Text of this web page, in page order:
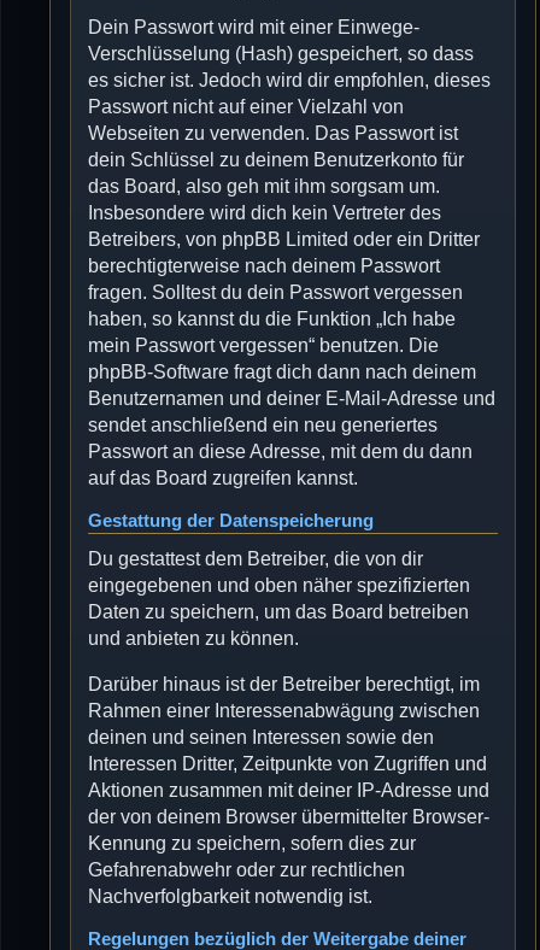
Dein Passwort wird mit einer Einwege-
Verschlüsselung (Hash) gespeichert, so dass
es sicher ist. Jedoch wird dir empfohlen, dieses
Passwort nicht auf einer Vielzahl von
Webseiten zu verwenden. Das Passwort ist
dein Schlüssel zu deinem Benutzerkonto für
das Board, also geh mit ihm sorgsam um.
Insbesondere wird dich kein Vertreter des
Betreibers, von phpBB Limited oder ein Dritter
berechtigterweise nach deinem Passwort
fragen. Solltest du dein Passwort vergessen
haben, so kannst du die Funktion „Ich habe
mein Passwort vergessen“ benutzen. Die
phpBB-Software fragt dich dann nach deinem
Benutzernamen und deiner E-Mail-Adresse und
sendet anschließend ein neu generiertes
Passwort an diese Adresse, mit dem du dann
auf das Board zugreifen kannst.
Gestattung der Datenspeicherung
Du gestattest dem Betreiber, die von dir
eingegebenen und oben näher spezifizierten
Daten zu speichern, um das Board betreiben
und anbieten zu können.
Darüber hinaus ist der Betreiber berechtigt, im
Rahmen einer Interessenabwägung zwischen
deinen und seinen Interessen sowie den
Interessen Dritter, Zeitpunkte von Zugriffen und
Aktionen zusammen mit deiner IP-Adresse und
der von deinem Browser übermittelter Browser-
Kennung zu speichern, sofern dies zur
Gefahrenabwehr oder zur rechtlichen
Nachverfolgbarkeit notwendig ist.
Regelungen bezüglich der Weitergabe deiner